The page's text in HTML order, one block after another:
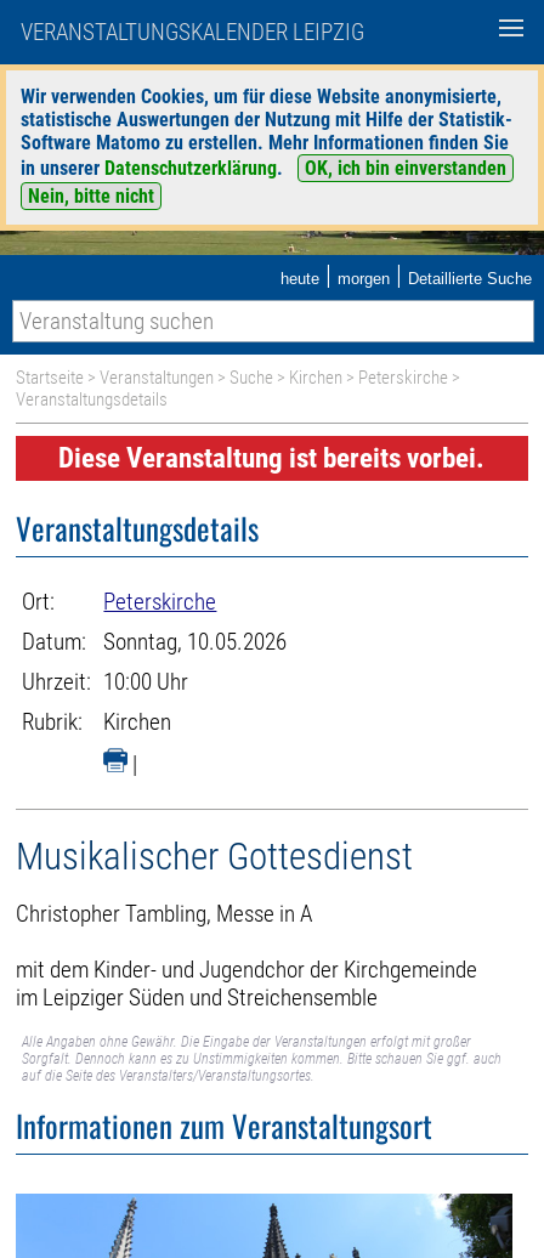
VERANSTALTUNGSKALENDER LEIPZIG
Wir verwenden Cookies, um für diese Website anonymisierte,
statistische Auswertungen der Nutzung mit Hilfe der Statistik-
Software Matomo zu erstellen. Mehr Informationen finden Sie
in unserer Datenschutzerklärung.
OK, ich bin einverstanden
Nein, bitte nicht
heute | morgen | Detaillierte Suche
Startseite >Veranstaltungen > Suche > Kirchen > Peterskirche >
Veranstaltungsdetails
Diese Veranstaltung ist bereits vorbei.
Veranstaltungsdetails
Ort:
Peterskirche
Datum:
Sonntag, 10.05.2026
Uhrzeit: 10:00 Uhr
Rubrik:
Kirchen
|
Musikalischer Gottesdienst
Christopher Tambling, Messe in A
mit dem Kinder- und Jugendchor der Kirchgemeinde
im Leipziger Süden und Streichensemble
Alle Angaben ohne Gewähr. Die Eingabe der Veranstaltungen erfolgt mit großer
Sorgfalt. Dennoch kann es zu Unstimmigkeiten kommen. Bitte schauen Sie ggf. auch
auf die Seite des Veranstalters/Veranstaltungsortes.
Informationen zum Veranstaltungsort